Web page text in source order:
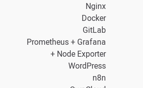
Nginx
Docker
GitLab
Prometheus + Grafana
+ Node Exporter
WordPress
n8n